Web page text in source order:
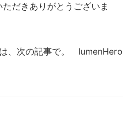
だきありがとうございま
、次の記事で。 lumenHero